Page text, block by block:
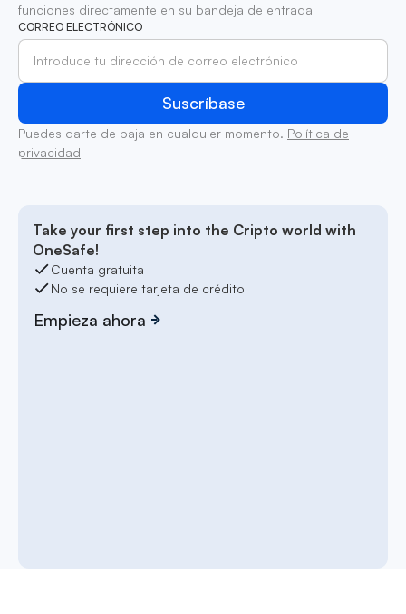
funciones directamente en su bandeja de entrada
CORREO ELECTRÓNICO
Puedes darte de baja en cualquier momento. Política de
privacidad
Take your first step into the Cripto world with
OneSafe!
Cuenta gratuita
No se requiere tarjeta de crédito
Empieza ahora